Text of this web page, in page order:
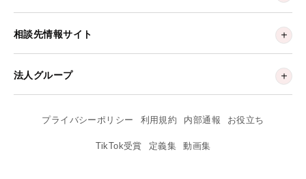
相談先情報サイト
法人グループ
プライバシーポリシー 利用規約 内部通報 お役立ち
TikTok受賞 定義集 動画集